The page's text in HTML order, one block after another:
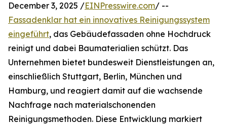
December 3, 2025 /EINPresswire.com/ --
Fassadenklar hat ein innovatives Reinigungssystem
eingeführt, das Gebäudefassaden ohne Hochdruck
reinigt und dabei Baumaterialien schützt. Das
Unternehmen bietet bundesweit Dienstleistungen an,
einschließlich Stuttgart, Berlin, München und
Hamburg, und reagiert damit auf die wachsende
Nachfrage nach materialschonenden
Reinigungsmethoden. Diese Entwicklung markiert